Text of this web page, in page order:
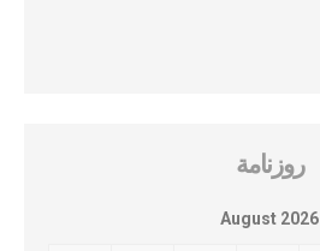
روزنامة
August 2026